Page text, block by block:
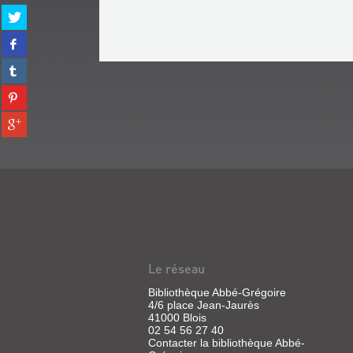
Partager
sur
twitter
(Nouvelle
fenêtre)
Partager
sur
facebook
(Nouvelle
fenêtre)
Partager
sur
tumblr
(Nouvelle
fenêtre)
Partager
sur
pinterest
(Nouvelle
Partager
sur
Le réseau
Bibliothèque Abbé-Grégoire
4/6 place Jean-Jaurès
41000 Blois
02 54 56 27 40
Contacter la bibliothèque Abbé-